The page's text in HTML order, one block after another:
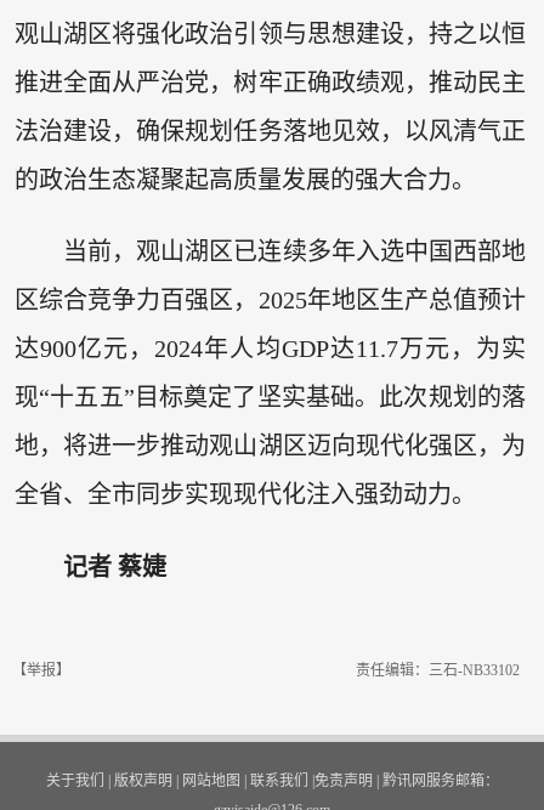
观山湖区将强化政治引领与思想建设，持之以恒
推进全面从严治党，树牢正确政绩观，推动民主
法治建设，确保规划任务落地见效，以风清气正
的政治生态凝聚起高质量发展的强大合力。
当前，观山湖区已连续多年入选中国西部地
区综合竞争力百强区，2025年地区生产总值预计
达900亿元，2024年人均GDP达11.7万元，为实
现“十五五”目标奠定了坚实基础。此次规划的落
地，将进一步推动观山湖区迈向现代化强区，为
全省、全市同步实现现代化注入强劲动力。
记者 蔡婕
【举报】 责任编辑：三石-NB33102
关于我们 | 版权声明 | 网站地图 | 联系我们 |免责声明 | 黔讯网服务邮箱：